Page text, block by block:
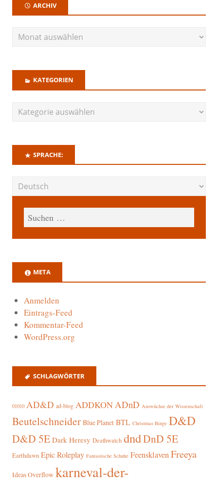
ARCHIV
KATEGORIEN
SPRACHE:
META
Anmelden
Eintrags-Feed
Kommentar-Feed
WordPress.org
SCHLAGWÖRTER
01010 AD&D ad-blog ADDKONADnD Auswüchse der Wissenschaft
Beutelschneider Blue Planet BTL Christmas Binge D&D
D&D 5E Dark Heresy Deathwatch dndDnD 5E
Earthdawn Epic Roleplay Fantastische Schuhe FeensklavenFreeya
Ideas Overflow karneval-der-